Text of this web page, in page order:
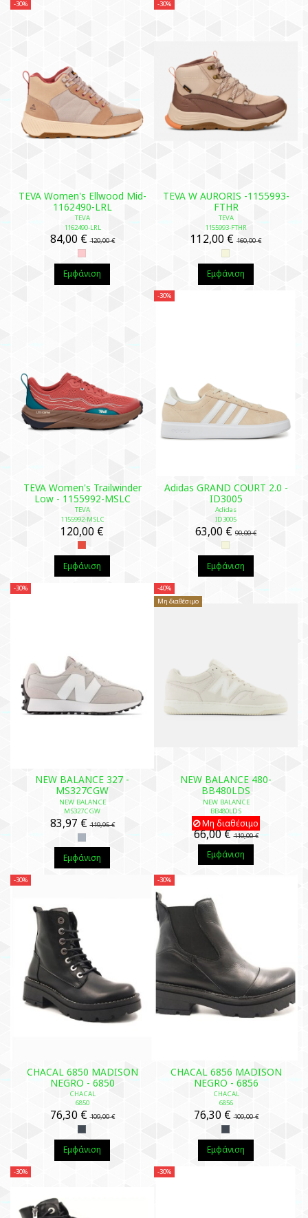
-30%
TEVA Women's Ellwood Mid-
1162490-LRL
TEVA
1162490-LRL
84,00 €120,00 €
Εμφάνιση
-30%
TEVA W AURORIS -1155993-
FTHR
TEVA
1155993-FTHR
112,00 € 160,00 €
Εμφάνιση
TEVA Women's Trailwinder
Low - 1155992-MSLC
TEVA
1155992-MSLC
120,00 €
Εμφάνιση
-30%
Adidas GRAND COURT 2.0 -
ID3005
Adidas
ID3005
63,00 € 90,00 €
Εμφάνιση
-30%
NEW BALANCE 327 -
MS327CGW
NEW BALANCE
MS327CGW
83,97 €119,95 €
Εμφάνιση
-40%
Μη διαθέσιμο
NEW BALANCE 480-
BB480LDS
NEW BALANCE
BB480LDS
Μη διαθέσιμο
66,00 €110,00 €
Εμφάνιση
-30%
CHACAL 6850 MADISON
NEGRO - 6850
CHACAL
6850
76,30 €109,00 €
Εμφάνιση
-30%
CHACAL 6856 MADISON
NEGRO - 6856
CHACAL
6856
76,30 €109,00 €
Εμφάνιση
-30% -30%